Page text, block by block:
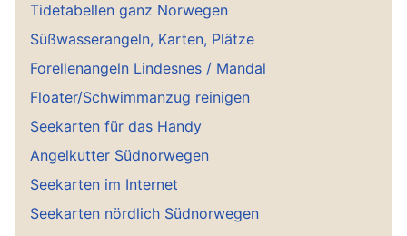
Tidetabellen ganz Norwegen
Süßwasserangeln, Karten, Plätze
Forellenangeln Lindesnes / Mandal
Floater/Schwimmanzug reinigen
Seekarten für das Handy
Angelkutter Südnorwegen
Seekarten im Internet
Seekarten nördlich Südnorwegen